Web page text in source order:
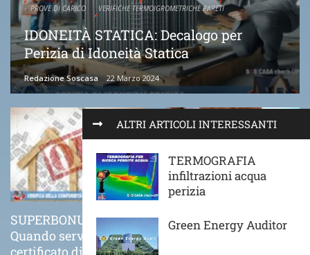
ALTRI ARTICOLI INTERESSANTI
TERMOGRAFIA
infiltrazioni acqua
perizia
Green Energy Auditor
PROVE DI CARICO
VERIFICHE TERMOIGROMETRICHE PARETI
IDONEITÀ STATICA: Decalogo per
Perizia di Idoneità Statica
Redazione Soscasa 22 Marzo 2024
SUPERBONUS 110%
Quando serve il
certificato di
COME VA POSATO
CORRETTAMENTE UN